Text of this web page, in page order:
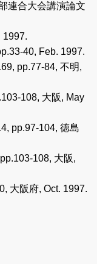
連合大会講演論文
1997.
40, Feb. 1997.
pp.77-84, 不明,
108, 大阪, May
pp.97-104, 徳島
108, 大阪,
大阪府, Oct. 1997.